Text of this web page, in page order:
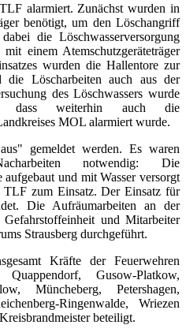
alarmiert. Zunächst wurden in
benötigt, um den Löschangriff
die Löschwasserversorgung
einem Atemschutzgeräteträger
wurden die Hallentore zur
die Löscharbeiten auch aus der
des Löschwassers wurde
dass weiterhin auch die
MOL alarmiert wurde.
gemeldet werden. Es waren
notwendig: Die
aufgebaut und mit Wasser versorgt
zum Einsatz. Der Einsatz für
Die Aufräumarbeiten an der
und Mitarbeiter
Strausberg durchgeführt.
Kräfte der Feuerwehren
Gusow-Platkow,
Müncheberg, Petershagen,
Ringenwalde, Wriezen
beteiligt.